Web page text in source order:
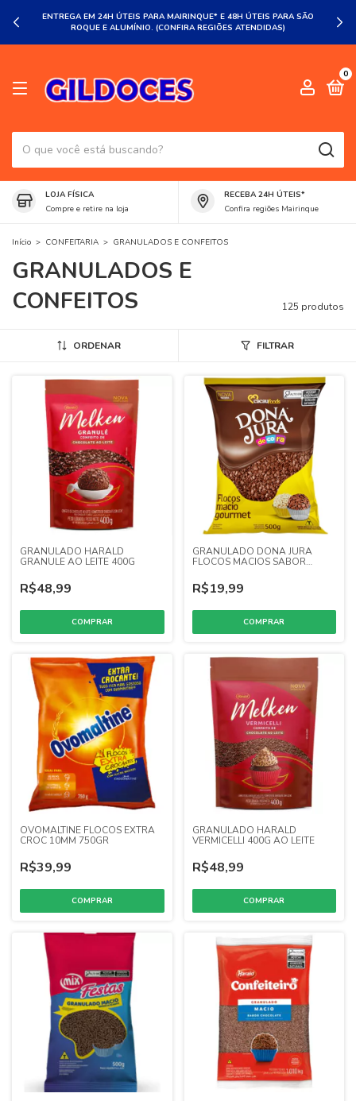
ENTREGA EM 24H ÚTEIS PARA MAIRINQUE* E 48H ÚTEIS PARA SÃO
ROQUE E ALUMÍNIO. (CONFIRA REGIÕES ATENDIDAS)
0
LOJA FÍSICA
Compre e retire na loja
RECEBA 24H ÚTEIS*
Confira regiões Mairinque
Início > CONFEITARIA > GRANULADOS E CONFEITOS
GRANULADOS E
CONFEITOS
125 produtos
ORDENAR FILTRAR
GRANULADO HARALD
GRANULE AO LEITE 400G
R$48,99
GRANULADO DONA JURA
FLOCOS MACIOS SABOR
R$19,99
OVOMALTINE FLOCOS EXTRA
CROC 10MM 750GR
R$39,99
GRANULADO HARALD
VERMICELLI 400G AO LEITE
R$48,99